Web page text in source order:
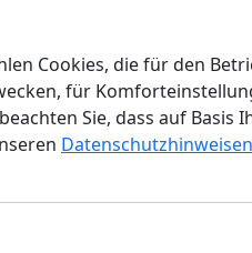
Cookies, die für den
für
Sie, dass auf
Datenschutzhinweisen